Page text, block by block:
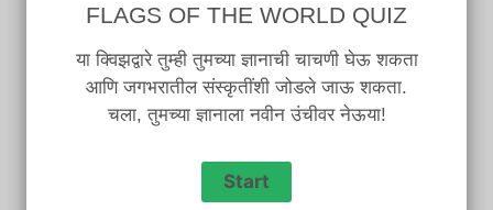
FLAGS OF THE WORLD QUIZ
या क्विझद्वारे तुम्ही तुमच्या ज्ञानाची चाचणी घेऊ शकता
आणि जगभरातील संस्कृतींशी जोडले जाऊ शकता.
चला, तुमच्या ज्ञानाला नवीन उंचीवर नेऊया!